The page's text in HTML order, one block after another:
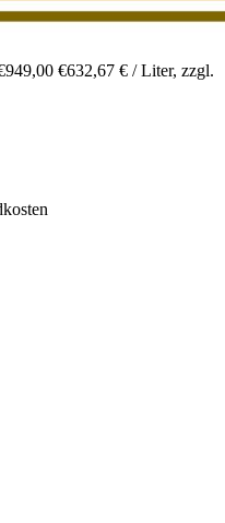
949,00 €632,67 € / Liter, zzgl.